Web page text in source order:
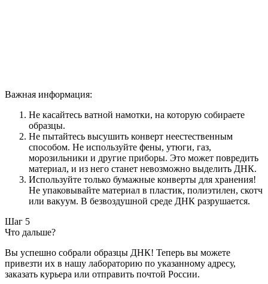
Важная информация:
Не касайтесь ватной намотки, на которую собираете
образцы.
Не пытайтесь высушить конверт неестественным
способом. Не используйте фены, утюги, газ,
морозильники и другие приборы. Это может повредить
материал, и из него станет невозможно выделить ДНК.
Используйте только бумажные конверты для хранения!
Не упаковывайте материал в пластик, полиэтилен, скотч
или вакуум. В безвоздушной среде ДНК разрушается.
Шаг 5
Что дальше?
Вы успешно собрали образцы ДНК! Теперь вы можете
привезти их в нашу лабораторию по указанному адресу,
заказать курьера или отправить почтой России.